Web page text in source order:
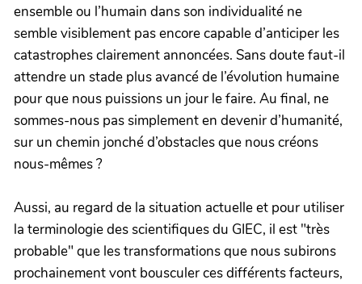
ensemble ou l’humain dans son individualité ne
semble visiblement pas encore capable d’anticiper les
catastrophes clairement annoncées. Sans doute faut-il
attendre un stade plus avancé de l’évolution humaine
pour que nous puissions un jour le faire. Au final, ne
sommes-nous pas simplement en devenir d’humanité,
sur un chemin jonché d’obstacles que nous créons
nous-mêmes ?
Aussi, au regard de la situation actuelle et pour utiliser
la terminologie des scientifiques du GIEC, il est "très
probable" que les transformations que nous subirons
prochainement vont bousculer ces différents facteurs,